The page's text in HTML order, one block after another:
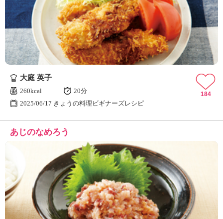
大庭 英子
260kcal
20分
2025/06/17 きょうの料理ビギナーズレシピ
184
あじのなめろう